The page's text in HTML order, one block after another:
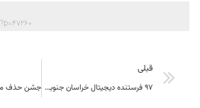
قبلی
۹۷ فرستنده دیجیتال خراسان جنوبی در ۲ سال راه‌اندازی شد